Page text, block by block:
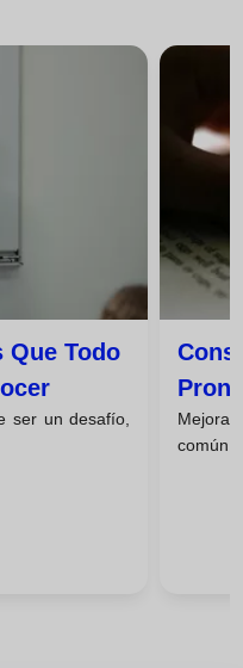
Que Todo
ser un desafío,
común